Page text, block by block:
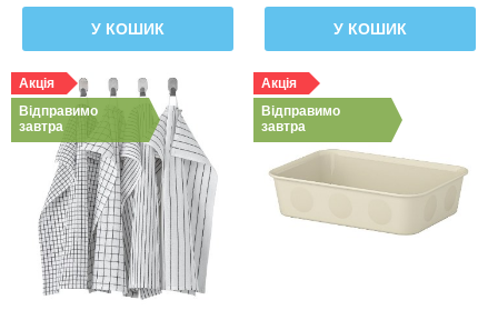
У КОШИК У КОШИК
Акція
Відправимо
завтра
Акція
Відправимо
завтра